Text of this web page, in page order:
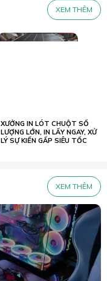
XEM THÊM
XƯỞNG IN LÓT CHUỘT SỐ
LƯỢNG LỚN, IN LẤY NGAY, XỬ
LÝ SỰ KIẾN GẤP SIÊU TỐC
XEM THÊM